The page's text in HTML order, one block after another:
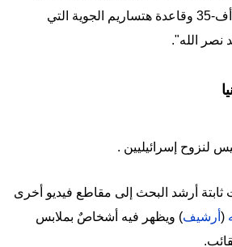
نيفاتيم الجوية لطائرات أف-35 وقاعدة هتساريم الجوية التي
نصر الله".
لنزوح إسرائيليين .
ثابتة أرشد البحث إلى مقاطع فيديو أخرى
( أرشيف) ويظهر فيه أشخاصٌ بملابس